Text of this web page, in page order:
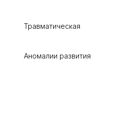
Травматическая
Аномалии развития